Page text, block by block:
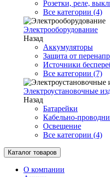
Розетки, реле,
Все категории (4)
Электрооборудование
Назад
Аккумуляторы
Защита от
Источники
Все категории (7)
Электроустановочные
Назад
Батарейки
Кабельно-
Освещение
Все категории (4)
Каталог товаров
О компании